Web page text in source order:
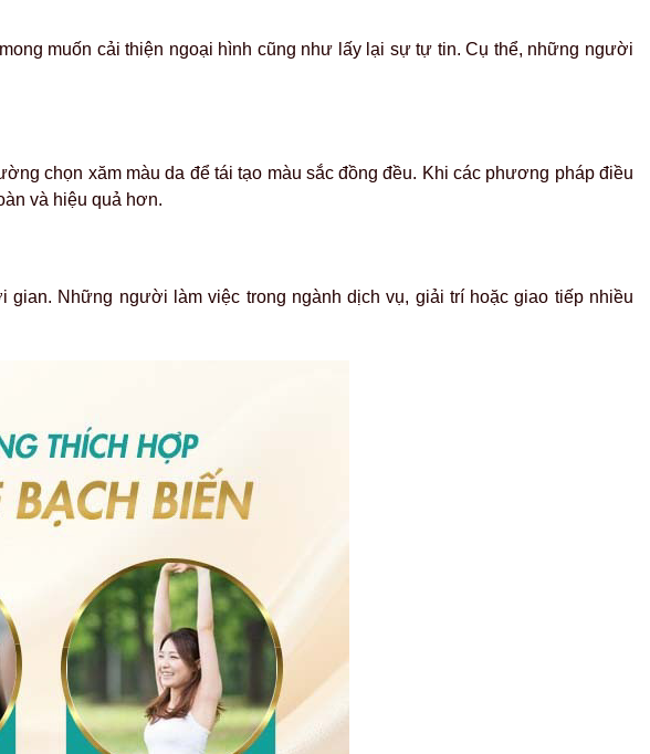
muốn cải thiện ngoại hình cũng như lấy lại sự tự tin. Cụ thể, những người
chọn xăm màu da để tái tạo màu sắc đồng đều. Khi các phương pháp điều
và hiệu quả hơn.
gian. Những người làm việc trong ngành dịch vụ, giải trí hoặc giao tiếp nhiều